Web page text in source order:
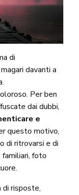
di
davanti a
Per ben
dai dubbi,
e
questo motivo,
di ritrovarsi e di
familiari, foto
di risposte,